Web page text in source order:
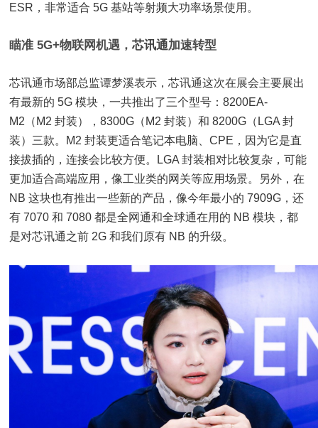
ESR，非常适合 5G 基站等射频大功率场景使用。
瞄准 5G+物联网机遇，芯讯通加速转型
芯讯通市场部总监谭梦溪表示，芯讯通这次在展会主要展出
有最新的 5G 模块，一共推出了三个型号：8200EA-
M2（M2 封装），8300G（M2 封装）和 8200G（LGA 封
装）三款。M2 封装更适合笔记本电脑、CPE，因为它是直
接拔插的，连接会比较方便。LGA 封装相对比较复杂，可能
更加适合高端应用，像工业类的网关等应用场景。另外，在
NB 这块也有推出一些新的产品，像今年最小的 7909G，还
有 7070 和 7080 都是全网通和全球通在用的 NB 模块，都
是对芯讯通之前 2G 和我们原有 NB 的升级。